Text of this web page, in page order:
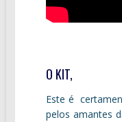
O KIT,
Este é
pelos amantes